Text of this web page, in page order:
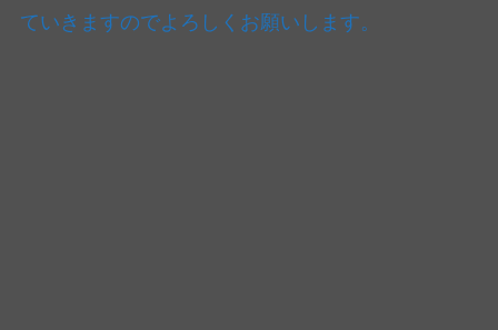
ていきますのでよろしくお願いします。